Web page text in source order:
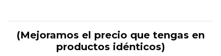
(Mejoramos el precio que tengas en
productos idénticos)